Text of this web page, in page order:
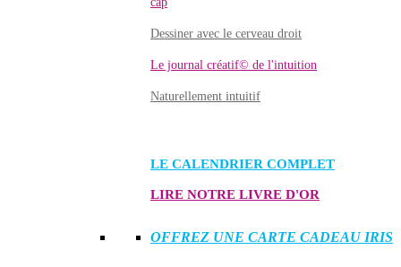
Dessiner avec le cerveau droit
Le journal créatif© de l'intuition
Naturellement intuitif
LE CALENDRIER COMPLET
LIRE NOTRE LIVRE D'OR
OFFREZ UNE CARTE CADEAU IRIS